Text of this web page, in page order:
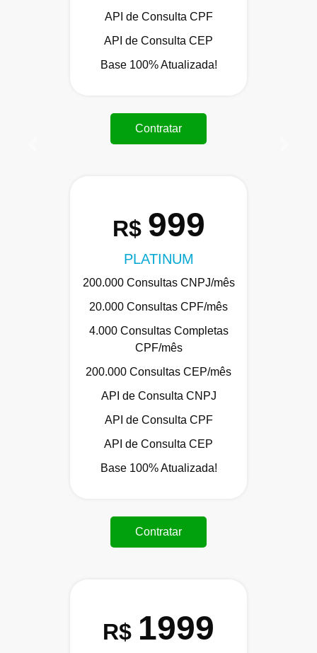
API de Consulta CPF
API de Consulta CEP
Base 100% Atualizada!
Contratar
R$ 999
PLATINUM
200.000 Consultas CNPJ/mês
20.000 Consultas CPF/mês
4.000 Consultas Completas
CPF/mês
200.000 Consultas CEP/mês
API de Consulta CNPJ
API de Consulta CPF
API de Consulta CEP
Base 100% Atualizada!
Contratar
R$ 1999